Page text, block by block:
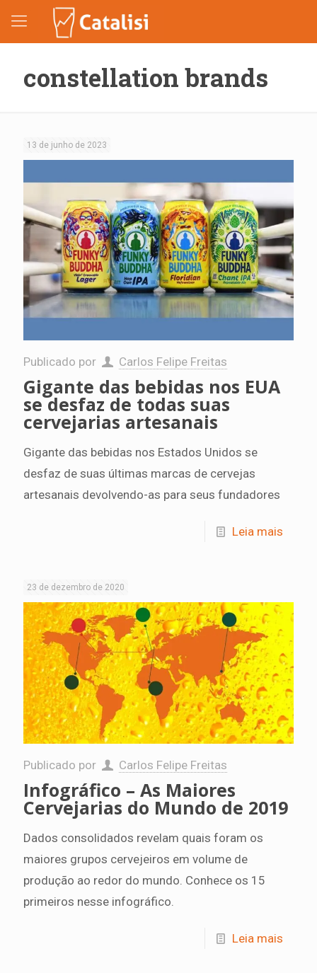
constellation brands
13 de junho de 2023
Publicado por Carlos Felipe Freitas
Gigante das bebidas nos EUA
se desfaz de todas suas
cervejarias artesanais
Gigante das bebidas nos Estados Unidos se
desfaz de suas últimas marcas de cervejas
artesanais devolvendo-as para seus fundadores
Leia mais
23 de dezembro de 2020
Publicado por Carlos Felipe Freitas
Infográfico – As Maiores
Cervejarias do Mundo de 2019
Dados consolidados revelam quais foram os
maiores grupos cervejeiros em volume de
produção ao redor do mundo. Conhece os 15
primeiros nesse infográfico.
Leia mais